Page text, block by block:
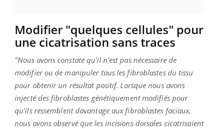
Modifier "quelques cellules" pour
une cicatrisation sans traces
"Nous avons constaté qu'il n'est pas nécessaire de
modifier ou de manipuler tous les fibroblastes du tissu
pour obtenir un résultat positif. Lorsque nous avons
injecté des fibroblastes génétiquement modifiés pour
qu'ils ressemblent davantage aux fibroblastes faciaux,
nous avons observé que les incisions dorsales cicatrisaient